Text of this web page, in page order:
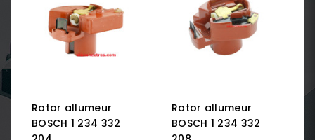
Rotor allumeur
BOSCH 1 234 332
Rotor allumeur
BOSCH 1 234 332